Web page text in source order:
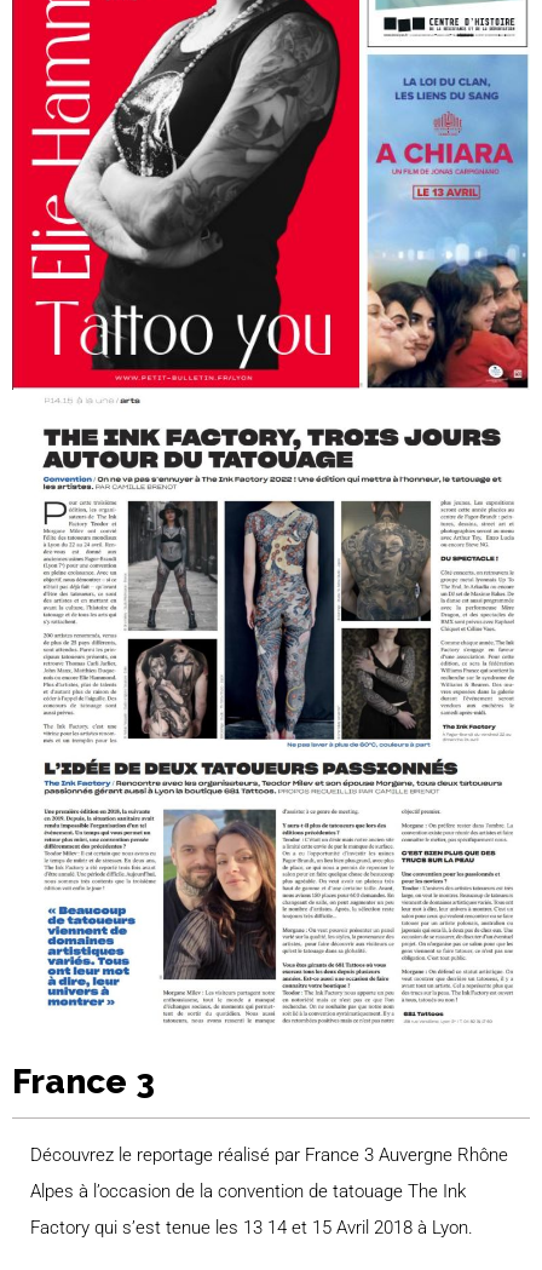
France 3
Découvrez le reportage réalisé par France 3 Auvergne Rhône
Alpes à l’occasion de la convention de tatouage The Ink
Factory qui s’est tenue les 13 14 et 15 Avril 2018 à Lyon.